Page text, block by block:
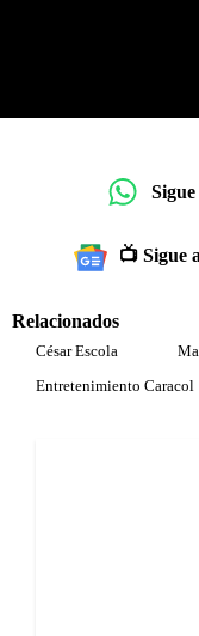
📺 Sigue
Relacionados
César Escola
Entretenimiento Caracol